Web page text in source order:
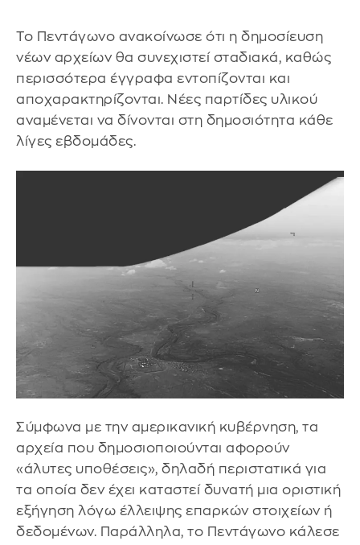
Το Πεντάγωνο ανακοίνωσε ότι η δημοσίευση
νέων αρχείων θα συνεχιστεί σταδιακά, καθώς
περισσότερα έγγραφα εντοπίζονται και
αποχαρακτηρίζονται. Νέες παρτίδες υλικού
αναμένεται να δίνονται στη δημοσιότητα κάθε
λίγες εβδομάδες.
Σύμφωνα με την αμερικανική κυβέρνηση, τα
αρχεία που δημοσιοποιούνται αφορούν
«άλυτες υποθέσεις», δηλαδή περιστατικά για
τα οποία δεν έχει καταστεί δυνατή μια οριστική
εξήγηση λόγω έλλειψης επαρκών στοιχείων ή
δεδομένων. Παράλληλα, το Πεντάγωνο κάλεσε